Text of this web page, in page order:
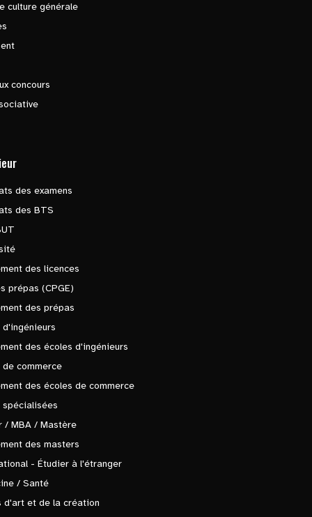
culture générale
concours
des examens
des BTS
des licences
prépas (CPGE)
des prépas
d'ingénieurs
des écoles d'ingénieurs
de commerce
des écoles de commerce
spécialisées
/ MBA / Mastère
des masters
- Étudier à l'étranger
/ Santé
d'art et de la création